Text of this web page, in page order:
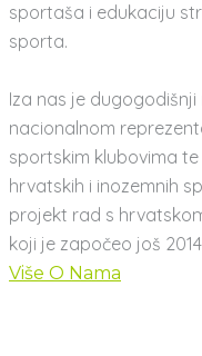
sportaša i edukaciju
sporta.
Iza nas je
nacionalnom
sportskim klubovima
hrvatskih i inozemnih
projekt rad s
koji je započeo još
Više O Nama